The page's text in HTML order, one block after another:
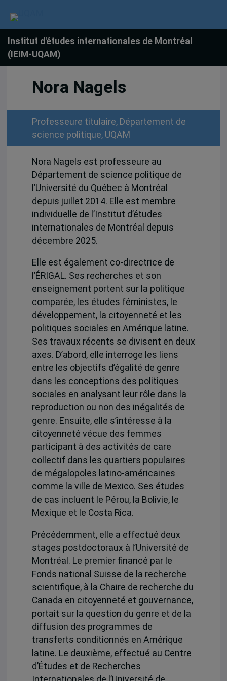
Institut d'études internationales de Montréal
(IEIM-UQAM)
Nora Nagels
Professeure titulaire, Département de
science politique, UQAM
Nora Nagels est professeure au
Département de science politique de
l’Université du Québec à Montréal
depuis juillet 2014. Elle est membre
individuelle de l’Institut d’études
internationales de Montréal depuis
décembre 2025.
Elle est également co-directrice de
l’ÉRIGAL. Ses recherches et son
enseignement portent sur la politique
comparée, les études féministes, le
développement, la citoyenneté et les
politiques sociales en Amérique latine.
Ses travaux récents se divisent en deux
axes. D’abord, elle interroge les liens
entre les objectifs d’égalité de genre
dans les conceptions des politiques
sociales en analysant leur rôle dans la
reproduction ou non des inégalités de
genre. Ensuite, elle s’intéresse à la
citoyenneté vécue des femmes
participant à des activités de care
collectif dans les quartiers populaires
de mégalopoles latino-américaines
comme la ville de Mexico. Ses études
de cas incluent le Pérou, la Bolivie, le
Mexique et le Costa Rica.
Précédemment, elle a effectué deux
stages postdoctoraux à l’Université de
Montréal. Le premier financé par le
Fonds national Suisse de la recherche
scientifique, à la Chaire de recherche du
Canada en citoyenneté et gouvernance,
portait sur la question du genre et de la
diffusion des programmes de
transferts conditionnés en Amérique
latine. Le deuxième, effectué au Centre
d’Études et de Recherches